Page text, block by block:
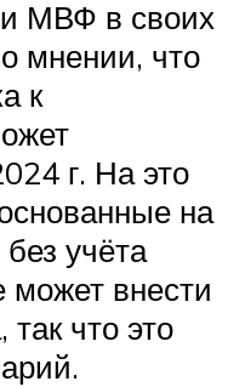
МВФ в своих
мнении, что
к
г. На это
на
учёта
может внести
так что это